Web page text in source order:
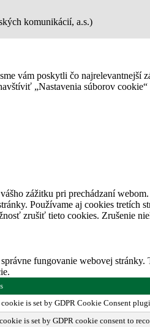
komunikácií, a.s.)
vám poskytli čo
„Nastavenia súborov
zážitku pri prechádzaní
Používame aj cookies
zrušiť tieto cookies. Zrušenie
fungovanie webovej
is set by GDPR Cookie Consent
is set by GDPR cookie consent to